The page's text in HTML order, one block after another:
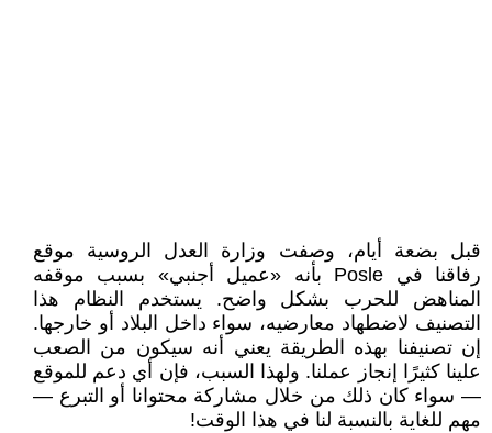
قبل بضعة أيام، وصفت وزارة العدل الروسية موقع
رفاقنا في Posle بأنه «عميل أجنبي» بسبب موقفه
المناهض للحرب بشكل واضح. يستخدم النظام هذا
التصنيف لاضطهاد معارضيه، سواء داخل البلاد أو خارجها.
إن تصنيفنا بهذه الطريقة يعني أنه سيكون من الصعب
علينا كثيرًا إنجاز عملنا. ولهذا السبب، فإن أي دعم للموقع
— سواء كان ذلك من خلال مشاركة محتوانا أو التبرع —
مهم للغاية بالنسبة لنا في هذا الوقت!